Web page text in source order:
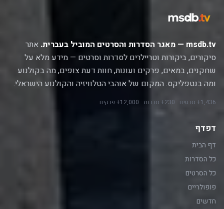
msdb.tv — מאגר הסדרות והסרטים המוביל בעברית.
אתר
סיקורים, ביקורות וטריילרים לסדרות וסרטים — מידע מלא על
שחקנים, במאים, פרקים ועונות, חוות דעת צופים, מה בקולנוע
ומה בנטפליקס. המקום של אוהבי הטלוויזיה והקולנוע הישראלי.
1,436+ סרטים · 230+ סדרות · 12,000+ פרקים
דפדף
דף הבית
כל הסדרות
כל הסרטים
פופולריים
חדשים